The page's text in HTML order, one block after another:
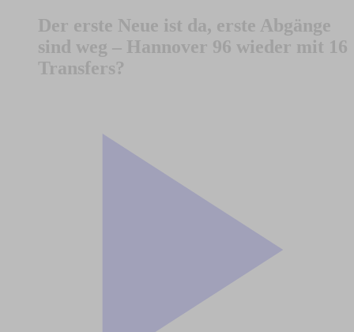
Der erste Neue ist da, erste Abgänge
sind weg – Hannover 96 wieder mit 16
Transfers?